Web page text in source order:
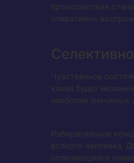
происшествия
оперативно
Чувственное
какая будет
наиболее значимых
Избирательное
всякого человека.
отличающиеся